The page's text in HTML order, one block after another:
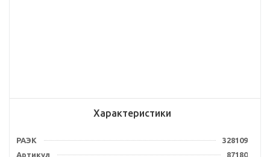
Характеристики
РАЭК
328109
Артикул
87180